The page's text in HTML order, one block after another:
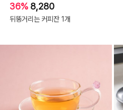
36% 8,280
뒤뚱거리는 커피잔 1개